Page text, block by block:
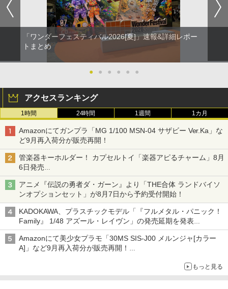
「ワンダーフェスティバル2026[夏]」速報&詳細レポー
トまとめ
● ● ● ● ● ●
アクセスランキング
1時間 24時間 1週間 1カ月
Amazonにてガンプラ「MG 1/100 MSN-04 サザビー Ver.Ka」な
ど9月再入荷分が販売再開！
管楽器キーホルダー！ カプセルトイ「楽器アピるチャーム」8月
6日発売
チューバ、テナサクなど5種各3色
アニメ『伝説の勇者ダ・ガーン』より「THE合体 ランドバイソ
ンオプションセット」が8月7日から予約受付開始！
KADOKAWA、プラスチックモデル「『フルメタル・パニック！
Family』 1/48 アズール・レイヴン」の発売延期を発表
8月から9月に延期
Amazonにて美少女プラモ「30MS SIS-J00 メルンジャ[カラー
A]」など9月再入荷分が販売再開！
もっと見る